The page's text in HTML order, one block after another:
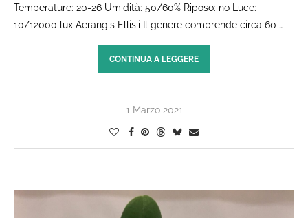
Temperature: 20-26 Umidità: 50/60% Riposo: no Luce:
10/12000 lux Aerangis Ellisii Il genere comprende circa 60 …
CONTINUA A LEGGERE
1 Marzo 2021